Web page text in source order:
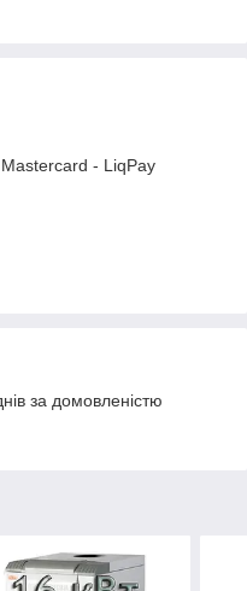
- LiqPay
за домовленістю